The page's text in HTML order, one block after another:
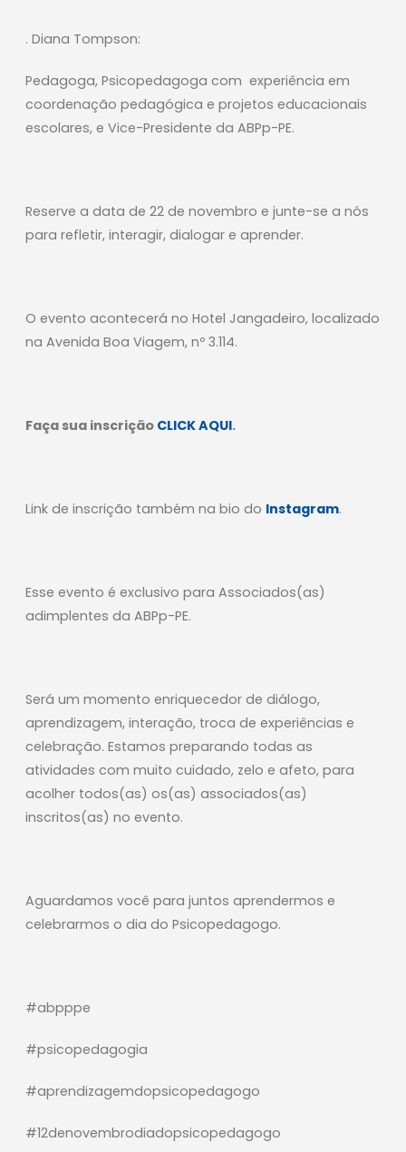
. Diana Tompson:
Pedagoga, Psicopedagoga com experiência em
coordenação pedagógica e projetos educacionais
escolares, e Vice-Presidente da ABPp-PE.
Reserve a data de 22 de novembro e junte-se a nós
para refletir, interagir, dialogar e aprender.
O evento acontecerá no Hotel Jangadeiro, localizado
na Avenida Boa Viagem, nº 3.114.
Faça sua inscrição CLICKAQUI.
Link de inscrição também na bio do Instagram.
Esse evento é exclusivo para Associados(as)
adimplentes da ABPp-PE.
Será um momento enriquecedor de diálogo,
aprendizagem, interação, troca de experiências e
celebração. Estamos preparando todas as
atividades com muito cuidado, zelo e afeto, para
acolher todos(as) os(as) associados(as)
inscritos(as) no evento.
Aguardamos você para juntos aprendermos e
celebrarmos o dia do Psicopedagogo.
#abpppe
#psicopedagogia
#aprendizagemdopsicopedagogo
#12denovembrodiadopsicopedagogo